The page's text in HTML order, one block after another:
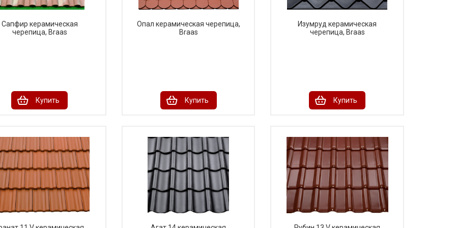
Сапфир керамическая
черепица, Braas
Купить
Опал керамическая черепица,
Braas
Купить
Изумруд керамическая
черепица, Braas
Купить